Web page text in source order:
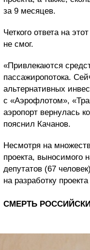
за 9 месяцев.
Четкого ответа на
не смог.
«Привлекаются
пассажиропотока.
альтернативных
с «Аэрофлотом»,
аэропорт вернулась
пояснил Качанов.
Несмотря на
проекта, выносимого
депутатов (67
на разработку
СМЕРТЬ